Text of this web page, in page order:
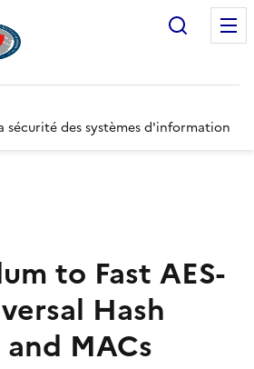
sécurité des systèmes d'information
to Fast AES-
Hash
MACs